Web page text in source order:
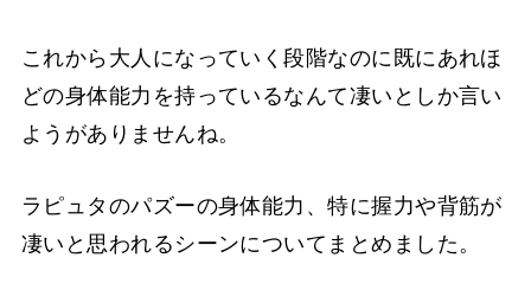
これから大人になっていく段階なのに既にあれほ
どの身体能力を持っているなんて凄いとしか言い
ようがありませんね。
ラピュタのパズーの身体能力、特に握力や背筋が
凄いと思われるシーンについてまとめました。